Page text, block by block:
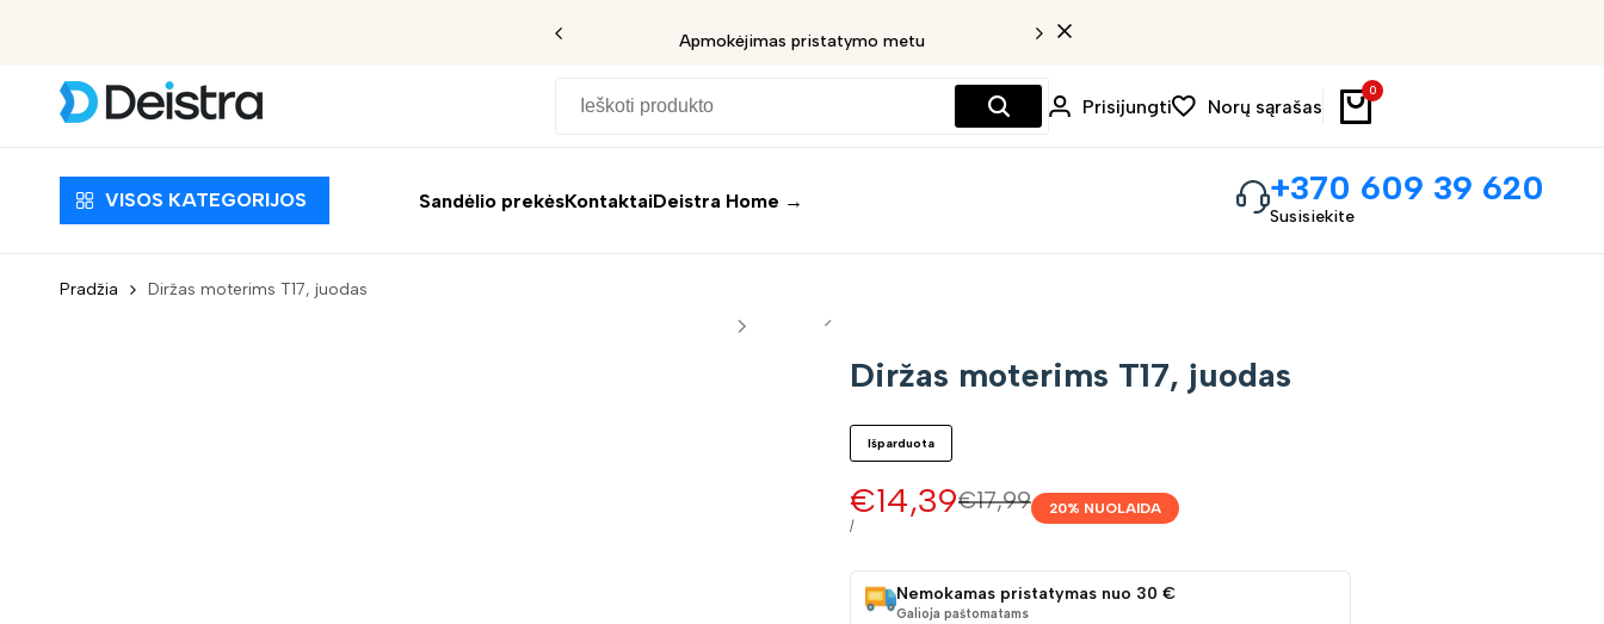
Apmokėjimas pristatymo metu
Prisijungti Norų sąrašas
0
VISOS KATEGORIJOS Sandėlio prekėsKontaktaiDeistra Home → +370 609 39 620
Susisiekite
Pradžia Diržas moterims T17, juodas
Diržas moterims T17, juodas
Išparduota
Įprasta
€17,99
Pardavimo
kaina
€14,39
VIENETO
/
20% NUOLAIDA
Nemokamas pristatymas nuo 30 €
Galioja paštomatams